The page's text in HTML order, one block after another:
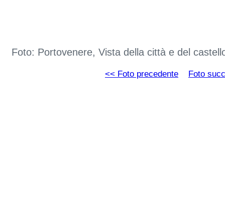
Foto: Portovenere, Vista della città e del
<< Foto precedente Foto